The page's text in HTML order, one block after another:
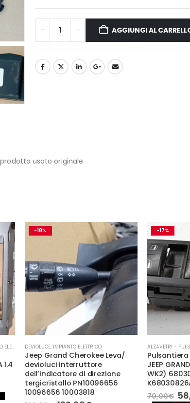
era:
150,00€.
è:
139,00€.
AGGIUNGI AL
usato originale
1.4
-18%
DEVIOLUCE, IMPIANTO ELETTRICO
Jeep Grand Cherokee Leva/
devioluci interruttore
dell’indicatore di direzione
tergicristallo PN10096656
10096656 10003818
-17%
ALZAVETRI -
JEEP
WK2)
70,00€ Il